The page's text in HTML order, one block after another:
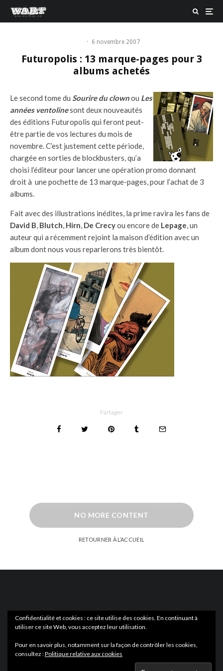
· 6 novembre 2007
Futuropolis : 13 marque-pages pour 3
albums achetés
Le second tome du Sourire du clownou Les
années ventolinesont deux nouveautés
des éditions Futuropolis qui feront peut-
être partie de vos lectures du mois de
novembre. C’est justement cette période,
chargée en sorties de blockbusters, qu’a
choisi l’éditeur pour lancer une opération promo donnant
droit à une pochette de 13 marque-pages, pour l’achat de 3
albums.
Fait avec des illustrations inédites, la prime ravira les fans de
David B, Blutch, Hirn, De Crecyou encore de Lepage, un
auteur qui a récemment rejoint la maison d’édition avec un
album dont nous vous reparlerons très bientôt.
Partager
NO MORE CONTENT
RETOURNER À L’ACCUEIL
Confidentialité et cookies : ce site utilise des cookies. En continuant à
utiliser ce site Web, vous acceptez leur utilisation.
Pour en savoir plus, notamment sur la façon de contrôler les cookies,
consultez :Politique relative aux cookies